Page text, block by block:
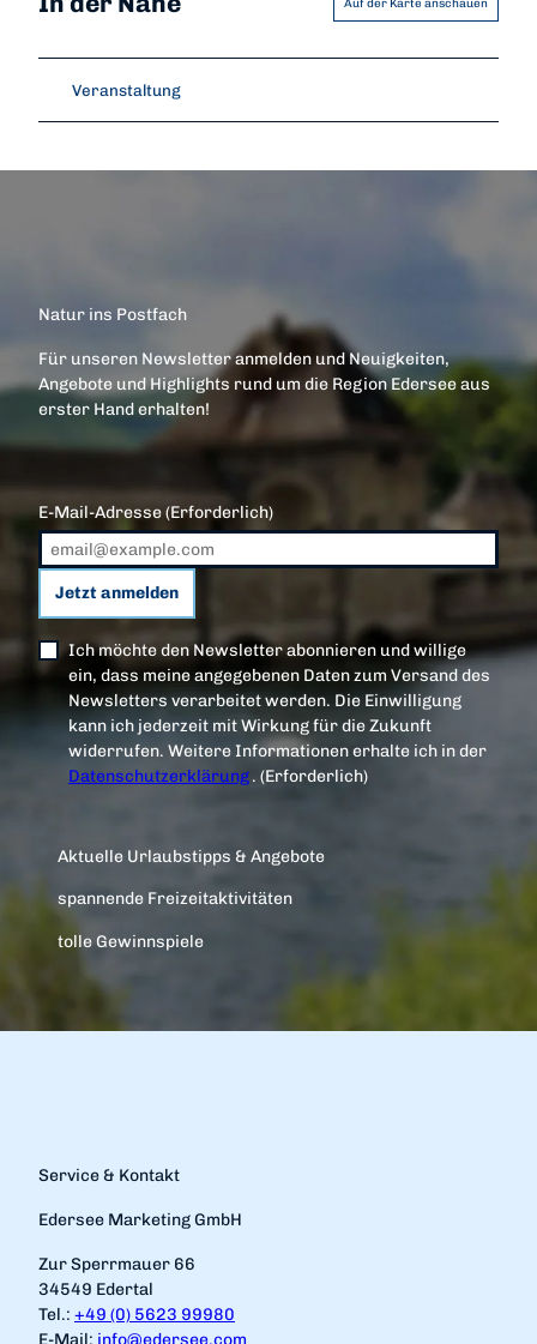
Auf der Karte anschauen
Veranstaltung
Natur ins Postfach
Für unseren Newsletter anmelden und Neuigkeiten,
Angebote und Highlights rund um die Region Edersee aus
erster Hand erhalten!
E-Mail-Adresse(Erforderlich)
Jetzt anmelden
Ich möchte den Newsletter abonnieren und willige
ein, dass meine angegebenen Daten zum Versand des
Newsletters verarbeitet werden. Die Einwilligung
kann ich jederzeit mit Wirkung für die Zukunft
widerrufen. Weitere Informationen erhalte ich in der
Datenschutzerklärung.(Erforderlich)
Aktuelle Urlaubstipps & Angebote
spannende Freizeitaktivitäten
tolle Gewinnspiele
Service & Kontakt
Edersee Marketing GmbH
Zur Sperrmauer 66
34549 Edertal
Tel.: +49 (0) 5623 99980